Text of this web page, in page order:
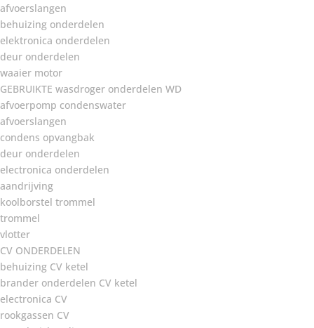
afvoerslangen
behuizing onderdelen
elektronica onderdelen
deur onderdelen
waaier motor
GEBRUIKTE wasdroger onderdelen WD
afvoerpomp condenswater
afvoerslangen
condens opvangbak
deur onderdelen
electronica onderdelen
aandrijving
koolborstel trommel
trommel
vlotter
CV ONDERDELEN
behuizing CV ketel
brander onderdelen CV ketel
electronica CV
rookgassen CV